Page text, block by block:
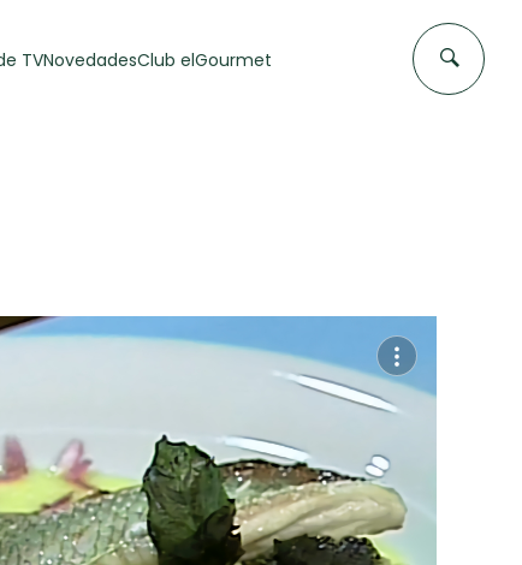
50 min
TVNovedadesClub elGourmet